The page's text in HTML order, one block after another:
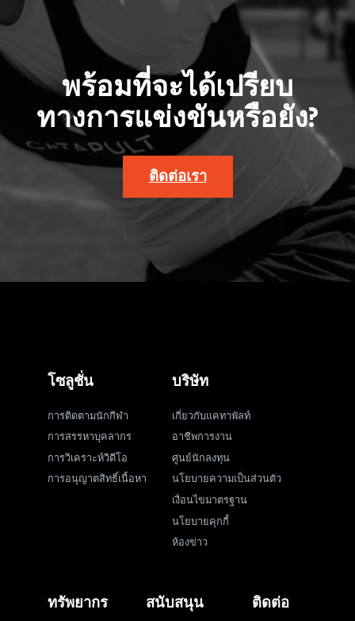
พร้อมที่จะได้เปรียบ
ทางการแข่งขันหรือยัง?
ติดต่อเรา
โซลูชั่น
การติดตามนักกีฬา
การสรรหาบุคลากร
การวิเคราะห์วิดีโอ
การอนุญาตสิทธิ์เนื้อหา
บริษัท
เกี่ยวกับแคทาพัลท์
อาชีพการงาน
ศูนย์นักลงทุน
นโยบายความเป็นส่วนตัว
เงื่อนไขมาตรฐาน
นโยบายคุกกี้
ห้องข่าว
ทรัพยากร สนับสนุน ติดต่อ